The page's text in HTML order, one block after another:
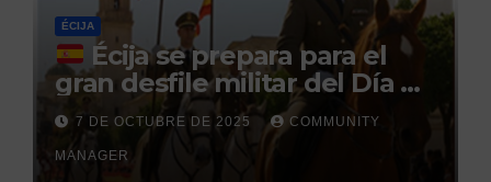
ÉCIJA
Écija se prepara para el
gran desfile militar del Día de
la Hispanidad organizado por
el Centro Militar de Cría
Caballar
7 DE OCTUBRE DE 2025 COMMUNITY
MANAGER